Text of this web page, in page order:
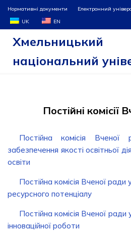
Перейти
до
Нормативні документи Електронний
UK
EN
Хмельницький
національний
Постійні комісії
Постійна комісія Вченої
забезпечення якості освітньої
освіти
Постійна комісія Вченої ради
ресурсного потенціалу
Постійна комісія Вченої
інноваційної роботи